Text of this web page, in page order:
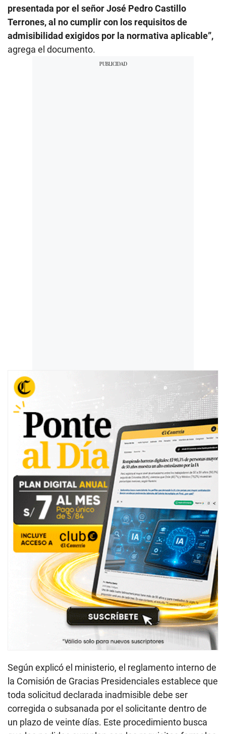
presentada por el señor José Pedro Castillo
Terrones, al no cumplir con los requisitos de
admisibilidad exigidos por la normativa aplicable”,
agrega el documento.
Según explicó el ministerio, el reglamento interno de
la Comisión de Gracias Presidenciales establece que
toda solicitud declarada inadmisible debe ser
corregida o subsanada por el solicitante dentro de
un plazo de veinte días. Este procedimiento busca